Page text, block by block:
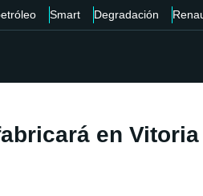
Smart Degradación
en